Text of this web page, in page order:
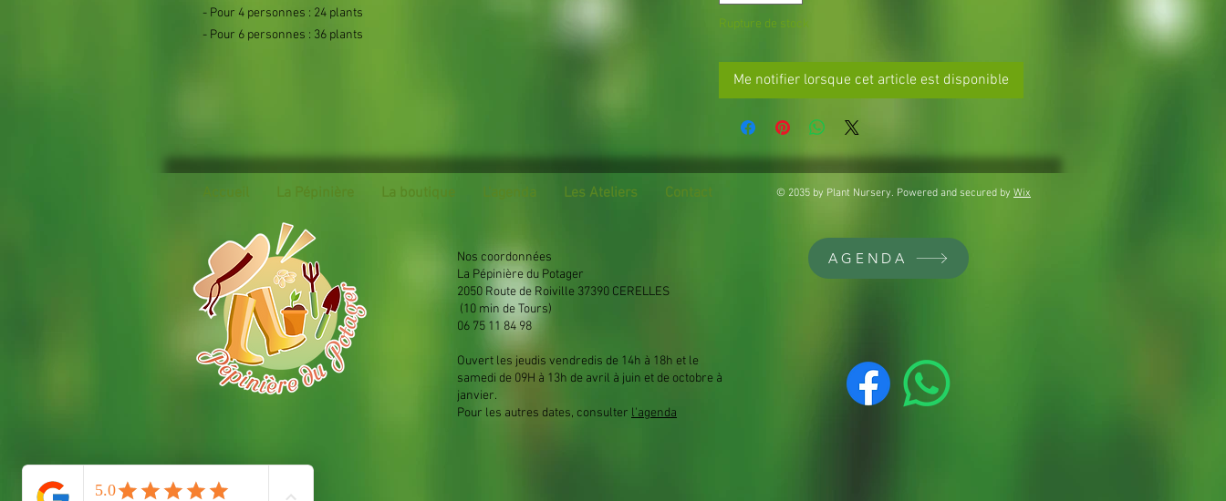
- Pour 4 personnes : 24 plants
- Pour 6 personnes : 36 plants
Rupture de stock
Me notifier lorsque cet article est disponible
Les Ateliers Contact © 2035 by Plant Nursery. Powered and secured by Wix
Nos coordonnées
La Pépinière du Potager
2050 Route de Roiville 37390 CERELLES
(10 min de Tours)
06 75 11 84 98
Ouvert les jeudis vendredis de 14h à 18h et le
samedi de 09H à 13h de avril à juin et de octobre à
janvier.
Pour les autres dates, consulter l'agenda
AGENDA